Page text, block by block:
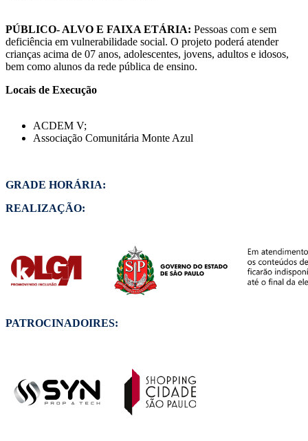
PÚBLICO- ALVO E FAIXA ETÁRIA: Pessoas com e sem
deficiência em vulnerabilidade social. O projeto poderá atender
crianças acima de 07 anos, adolescentes, jovens, adultos e idosos,
bem como alunos da rede pública de ensino.
Locais de Execução
ACDEM V;
Associação Comunitária Monte Azul
GRADE HORÁRIA:
REALIZAÇÃO:
PATROCINADOIRES: